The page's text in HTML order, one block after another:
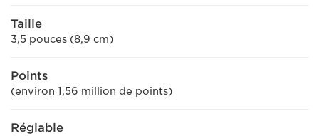
Taille
3,5 pouces (8,9 cm)
Points
(environ 1,56 million de points)
Réglable